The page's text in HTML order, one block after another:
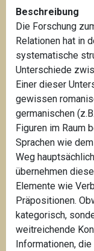
Beschreibung
Die Forschung
Relationen hat in
systematische
Unterschiede
Einer dieser
gewissen
germanischen
Figuren im Raum
Sprachen wie
Weg
übernehmen
Elemente wie
Präpositionen.
kategorisch,
weitreichende
Informationen,